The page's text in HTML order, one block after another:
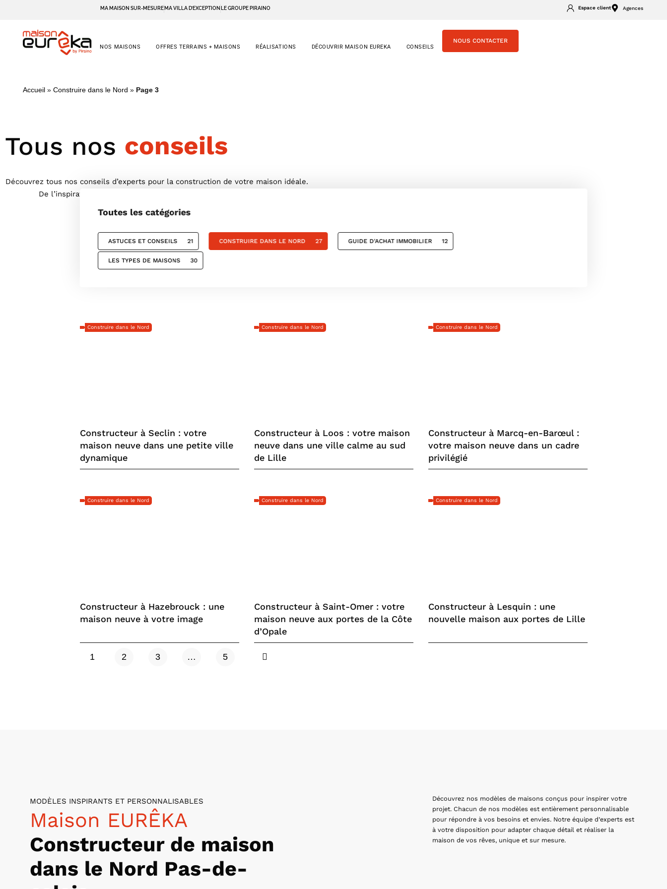
MA MAISON SUR-MESURE MA VILLA D’EXCEPTION LE GROUPE PIRAINO Espace client Agences
NOS MAISONS OFFRES TERRAINS + MAISONS RÉALISATIONS DÉCOUVRIR MAISON EUREKA CONSEILS
NOUS CONTACTER
Accueil »Construire dans le Nord » Page 3
Tous nos conseils
Découvrez tous nos conseils d’experts pour la construction de votre maison idéale.
De l’inspiration à la réalisation, Maison Eurêka vous accompagne.
Toutes les catégories
ASTUCES ET CONSEILS 21 CONSTRUIRE DANS LE NORD 27 GUIDE D'ACHAT IMMOBILIER 12
LES TYPES DE MAISONS 30
Construire dans le Nord
Constructeur à Seclin : votre
maison neuve dans une petite ville
dynamique
Construire dans le Nord
Constructeur à Loos : votre maison
neuve dans une ville calme au sud
de Lille
Construire dans le Nord
Constructeur à Marcq-en-Barœul :
votre maison neuve dans un cadre
privilégié
Construire dans le Nord
Constructeur à Hazebrouck : une
maison neuve à votre image
Construire dans le Nord
Constructeur à Saint-Omer : votre
maison neuve aux portes de la Côte
d’Opale
Construire dans le Nord
Constructeur à Lesquin : une
nouvelle maison aux portes de Lille
1 2 3 … 5
MODÈLES INSPIRANTS ET PERSONNALISABLES
Maison EURÊKA
Constructeur de maison
dans le Nord Pas-de-
Découvrez nos modèles de maisons conçus pour inspirer votre
projet. Chacun de nos modèles est entièrement personnalisable
pour répondre à vos besoins et envies. Notre équipe d’experts est
à votre disposition pour adapter chaque détail et réaliser la
maison de vos rêves, unique et sur mesure.